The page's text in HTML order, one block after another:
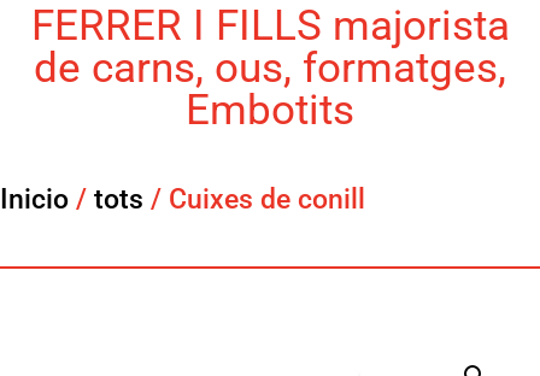
FERRER I FILLS majorista
de carns, ous, formatges,
Embotits
Inicio / tots / Cuixes de conill